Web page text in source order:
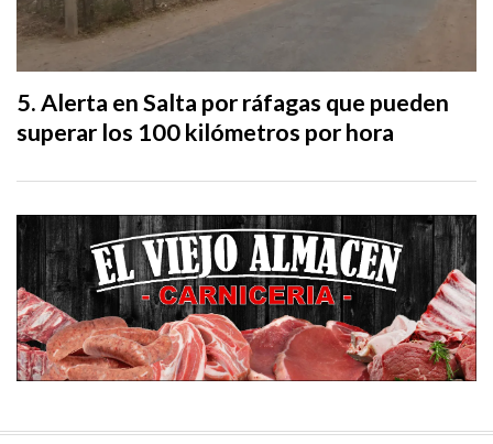
Alerta en Salta por ráfagas que pueden
superar los 100 kilómetros por hora